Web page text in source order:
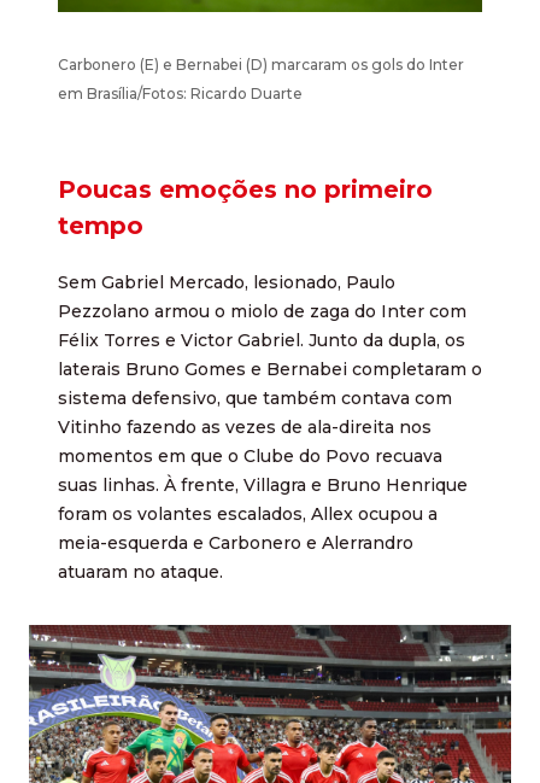
Carbonero (E) e Bernabei (D) marcaram os gols do Inter
em Brasília/Fotos: Ricardo Duarte
Poucas emoções no primeiro
tempo
Sem Gabriel Mercado, lesionado, Paulo
Pezzolano armou o miolo de zaga do Inter com
Félix Torres e Victor Gabriel. Junto da dupla, os
laterais Bruno Gomes e Bernabei completaram o
sistema defensivo, que também contava com
Vitinho fazendo as vezes de ala-direita nos
momentos em que o Clube do Povo recuava
suas linhas. À frente, Villagra e Bruno Henrique
foram os volantes escalados, Allex ocupou a
meia-esquerda e Carbonero e Alerrandro
atuaram no ataque.